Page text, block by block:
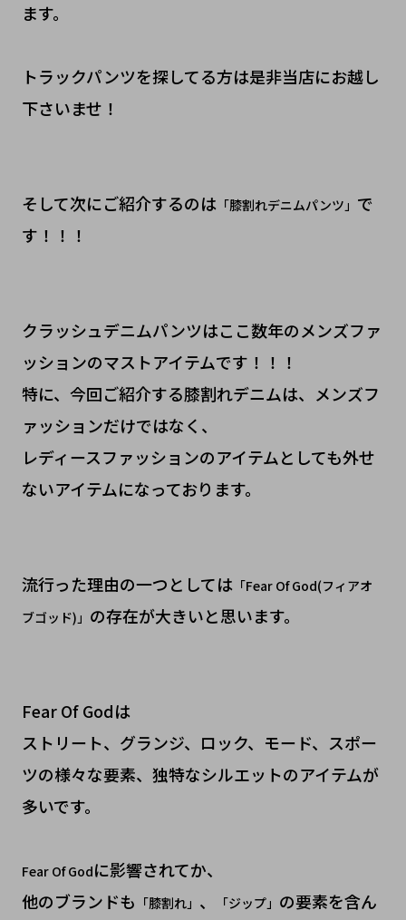
ます。
トラックパンツを探してる方は是非当店にお越し
下さいませ！
そして次にご紹介するのは「膝割れデニムパンツ」 で
す！！！
クラッシュデニムパンツはここ数年のメンズファ
ッションのマストアイテムです！！！
特に、今回ご紹介する膝割れデニムは、メンズフ
ァッションだけではなく、
レディースファッションのアイテムとしても外せ
ないアイテムになっております。
流行った理由の一つとしては「Fear Of God(フィアオ
ブゴッド)」 の存在が大きいと思います。
Fear Of Godは
ストリート、グランジ、ロック、モード、スポー
ツの様々な要素、独特なシルエットのアイテムが
多いです。
Fear Of Godに影響されてか、
他のブランドも 「膝割れ」 、 「ジップ」 の要素を含ん